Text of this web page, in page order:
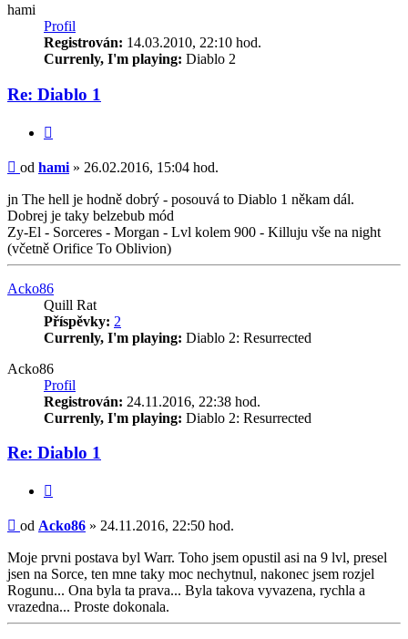
hami
Profil
Registrován: 14.03.2010, 22:10 hod.
Currenly, I'm playing: Diablo 2
Re: Diablo 1
Příspěvek
od hami » 26.02.2016, 15:04 hod.
jn The hell je hodně dobrý - posouvá to Diablo 1 někam dál.
Dobrej je taky belzebub mód
Zy-El - Sorceres - Morgan - Lvl kolem 900 - Killuju vše na night
(včetně Orifice To Oblivion)
Nahoru
Acko86
Quill Rat
Příspěvky: 2
Currenly, I'm playing: Diablo 2: Resurrected
Acko86
Profil
Registrován: 24.11.2016, 22:38 hod.
Currenly, I'm playing: Diablo 2: Resurrected
Re: Diablo 1
Příspěvek
od Acko86 » 24.11.2016, 22:50 hod.
Moje prvni postava byl Warr. Toho jsem opustil asi na 9 lvl, presel
jsen na Sorce, ten mne taky moc nechytnul, nakonec jsem rozjel
Rogunu... Ona byla ta prava... Byla takova vyvazena, rychla a
vrazedna... Proste dokonala.
Nahoru